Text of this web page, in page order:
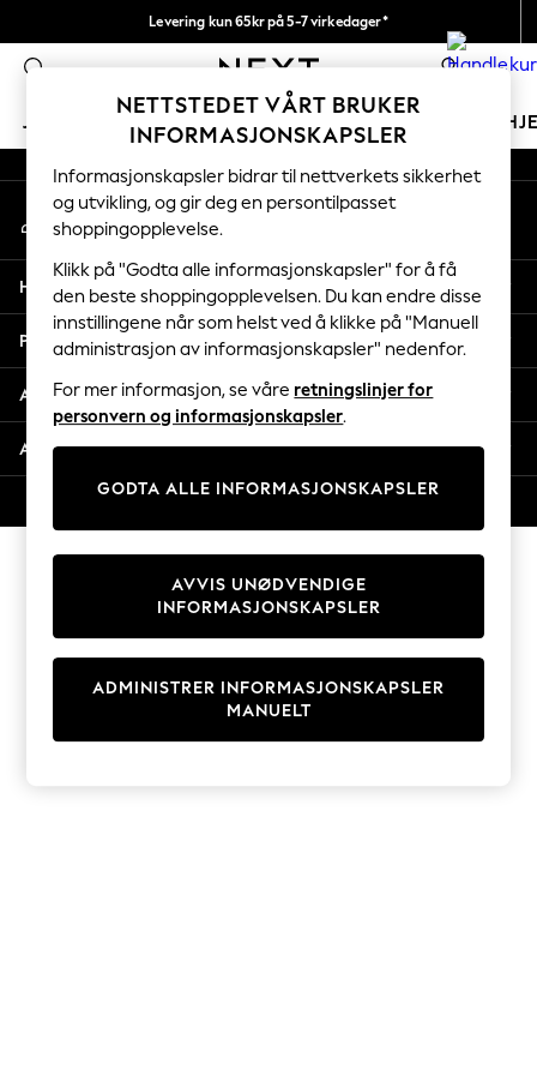
Levering kun 65kr på 5-7 virkedager*
Vi betaler alle tollavgifter 0
JENTER GUTTER BABY KVINNER
GIRLS
New In
50 - 92cm
98 - 110cm
116 - 134cm
140 - 174cm
Trending: Top & Short Sets
Trending: Clogs
Toy Story
THE SET
Coats & Jackets
Sweatshirts & Hoodies
Knitwear
Cardigans
Dresses
Sets & Outfits
T-Shirts
An error occurred on client
Våre sosiale nettverk
Min konto
Logg inn på kontoen din
Hjelp
Personvern & Juridisk
Avdelinger
Andre tjenester
NETTSTEDET VÅRT BRUKER
INFORMASJONSKAPSLER
Informasjonskapsler bidrar til nettverkets sikkerhet
og utvikling, og gir deg en persontilpasset
shoppingopplevelse.
Klikk på "Godta alle informasjonskapsler" for å få
den beste shoppingopplevelsen. Du kan endre disse
innstillingene når som helst ved å klikke på "Manuell
administrasjon av informasjonskapsler" nedenfor.
For mer informasjon, se våre retningslinjer for
personvern og informasjonskapsler.
GODTA ALLE INFORMASJONSKAPSLER
ADMINISTRER INFORMASJONSKAPSLER
MANUELT
AVVIS UNØDVENDIGE
INFORMASJONSKAPSLER